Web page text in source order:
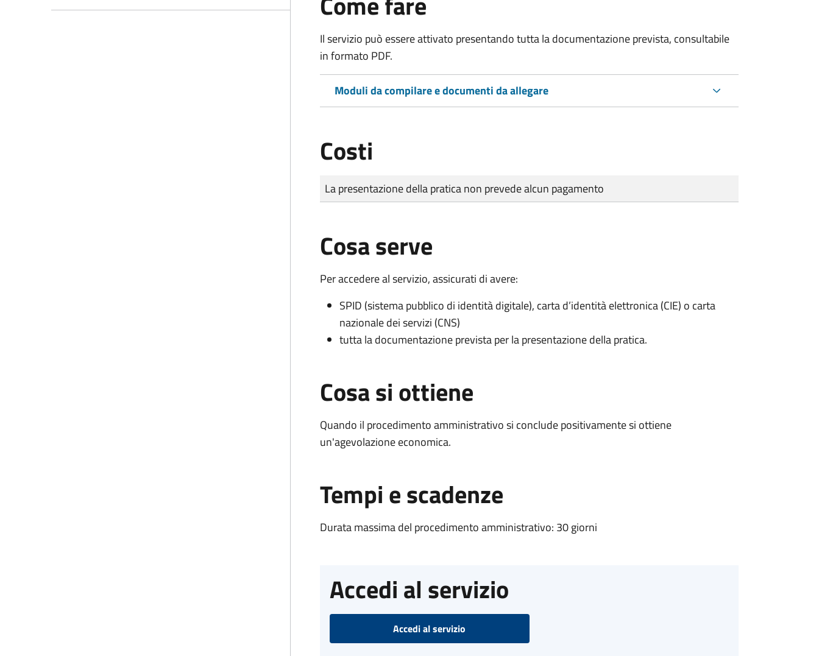
Il servizio può essere attivato presentando tutta la documentazione prevista, consultabile
in formato PDF.
Moduli da compilare e documenti da allegare
Costi
Tipo di pagamento
Importo
La presentazione della pratica non prevede alcun pagamento
Cosa serve
Per accedere al servizio, assicurati di avere:
SPID (sistema pubblico di identità digitale), carta d’identità elettronica (CIE) o carta
nazionale dei servizi (CNS)
tutta la documentazione prevista per la presentazione della pratica.
Cosa si ottiene
Quando il procedimento amministrativo si conclude positivamente si ottiene
un'agevolazione economica.
Tempi e scadenze
Durata massima del procedimento amministrativo: 30 giorni
Accedi al servizio
Accedi al servizio